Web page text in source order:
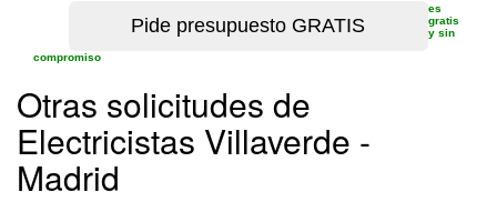
es
gratis
y sin
compromiso
Otras solicitudes de
Electricistas Villaverde -
Madrid